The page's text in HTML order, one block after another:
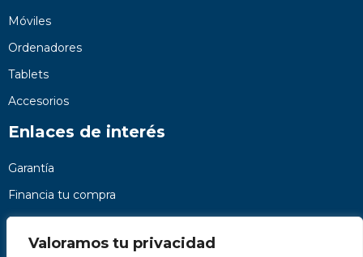
Valoramos tu privacidad
Móviles
Ordenadores
Tablets
Accesorios
Enlaces de interés
Garantía
Financia tu compra
Preguntas frecuentes
Nosotros